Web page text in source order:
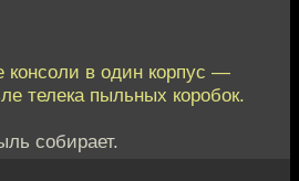
консоли в один корпус —
телека пыльных коробок.
собирает.